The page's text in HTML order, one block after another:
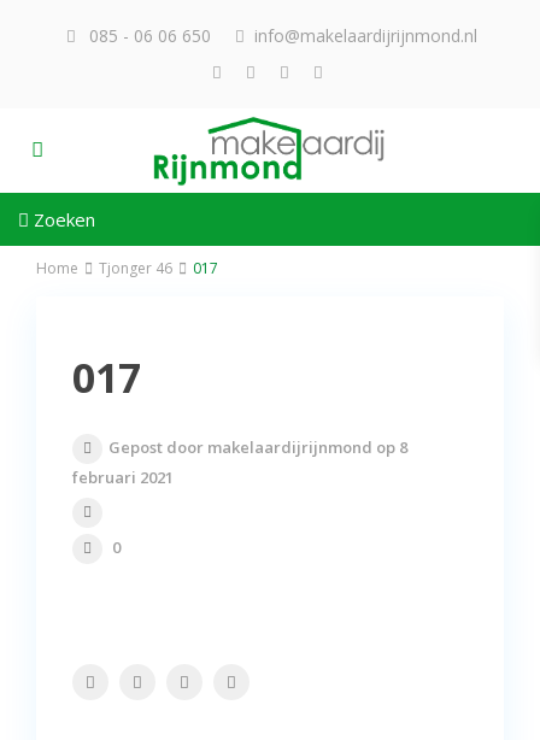
085 - 06 06 650 info@makelaardijrijnmond.nl
Zoeken
Home Tjonger 46 017
017
Gepost door makelaardijrijnmond op 8
februari 2021
0